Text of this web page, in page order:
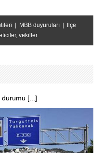
MBB duyuruları
İlçe
vekiller
durumu [...]